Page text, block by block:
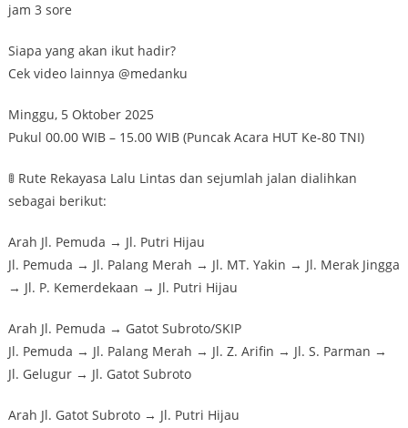
jam 3 sore
Siapa yang akan ikut hadir?
Cek video lainnya @medanku
Minggu, 5 Oktober 2025
Pukul 00.00 WIB – 15.00 WIB (Puncak Acara HUT Ke-80 TNI)
🚦 Rute Rekayasa Lalu Lintas dan sejumlah jalan dialihkan
sebagai berikut:
Arah Jl. Pemuda → Jl. Putri Hijau
Jl. Pemuda → Jl. Palang Merah → Jl. MT. Yakin → Jl. Merak Jingga
→ Jl. P. Kemerdekaan → Jl. Putri Hijau
Arah Jl. Pemuda → Gatot Subroto/SKIP
Jl. Pemuda → Jl. Palang Merah → Jl. Z. Arifin → Jl. S. Parman →
Jl. Gelugur → Jl. Gatot Subroto
Arah Jl. Gatot Subroto → Jl. Putri Hijau